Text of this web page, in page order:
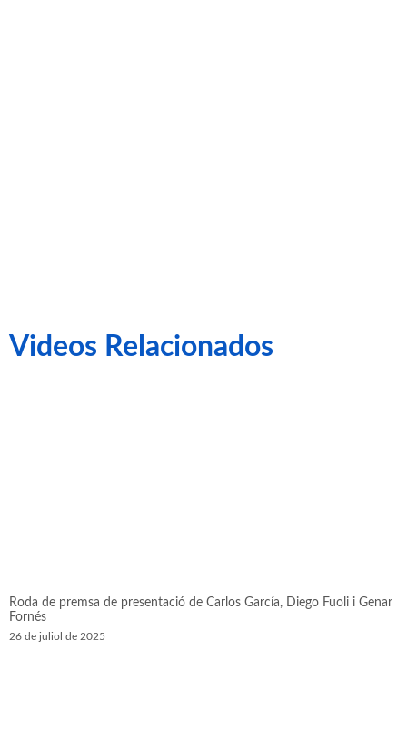
Videos Relacionados
Roda de premsa de presentació de Carlos García, Diego Fuoli i Genar
Fornés
26 de juliol de 2025